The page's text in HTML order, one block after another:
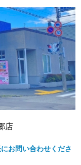
店
お問い合わせくださ